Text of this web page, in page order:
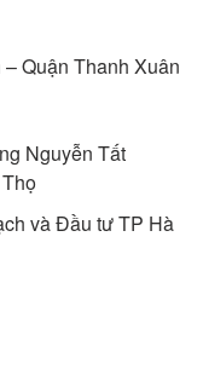
Quận Thanh Xuân
Nguyễn Tất
và Đầu tư TP Hà